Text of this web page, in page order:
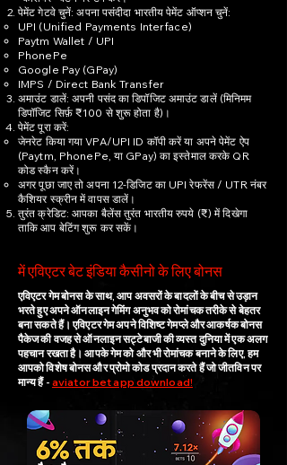
पेमेंट गेटवे चुनें: अपना पसंदीदा भारतीय पेमेंट ऑप्शन चुनें:
UPI (Unified Payments Interface)
Paytm Wallet / UPI
PhonePe
Google Pay (GPay)
IMPS / Direct Bank Transfer
अमाउंट डालें: अपनी पसंद का डिपॉजिट अमाउंट डालें (मिनिमम
डिपॉजिट सिर्फ़ ₹100 से शुरू होता है)।
पेमेंट पूरा करें:
जेनरेट किया गया VPA/UPI ID कॉपी करें या अपने पेमेंट ऐप
(Paytm, PhonePe, या GPay) का इस्तेमाल करके QR
कोड स्कैन करें।
अगर पूछा जाए तो अपना 12-डिजिट का UPI रेफरेंस / UTR नंबर
कैशियर स्क्रीन में वापस डालें।
तुरंत क्रेडिट: आपका बैलेंस तुरंत भारतीय रुपये (₹) में दिखेगा
ताकि आप बेटिंग शुरू कर सकें।
में एविएटर बेट इंडिया कैसीनो के लिए बोनस
एविएटर गेम बोनस के साथ, आप अवसरों के बादलों के बीच से उड़ान
भरते हुए अपने ऑनलाइन गेमिंग अनुभव को रोमांचक तरीके से बेहतर
बना सकते हैं। एविएटर गेम अपने विशिष्ट गेमप्ले और आकर्षक बोनस
पैकेज की वजह से ऑनलाइन सट्टेबाजी की व्यस्त दुनिया में एक अलग
पहचान रखता है। आपके गेम को और भी रोमांचक बनाने के लिए, हम
आपको विशेष बोनस और प्रोमो कोड प्रदान करते हैं जो जीतविन पर
मान्य हैं - aviator bet app download!